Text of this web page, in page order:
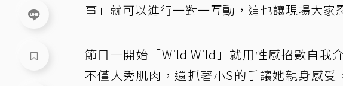
事」就可以進行一對一互動，這也讓現場大家
節目一開始「Wild Wild」就用性感招數自我
不僅大秀肌肉，還抓著小S的手讓她親身感